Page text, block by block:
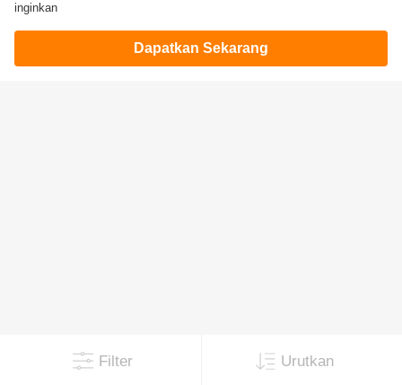
inginkan
Dapatkan Sekarang
Filter Urutkan